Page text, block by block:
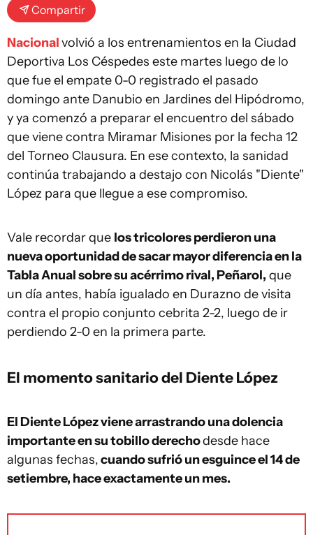
Compartir
Nacionalvolvió a los entrenamientos en la Ciudad
Deportiva Los Céspedes este martes luego de lo
que fue el empate 0-0 registrado el pasado
domingo ante Danubio en Jardines del Hipódromo,
y ya comenzó a preparar el encuentro del sábado
que viene contra Miramar Misiones por la fecha 12
del Torneo Clausura. En ese contexto, la sanidad
continúa trabajando a destajo con Nicolás "Diente"
López para que llegue a ese compromiso.
Vale recordar que los tricolores perdieron una
nueva oportunidad de sacar mayor diferencia en la
Tabla Anual sobre su acérrimo rival, Peñarol, que
un día antes, había igualado en Durazno de visita
contra el propio conjunto cebrita 2-2, luego de ir
perdiendo 2-0 en la primera parte.
El momento sanitario del Diente López
El Diente López viene arrastrando una dolencia
importante en su tobillo derechodesde hace
algunas fechas,cuando sufrió un esguince el 14 de
setiembre, hace exactamente un mes.